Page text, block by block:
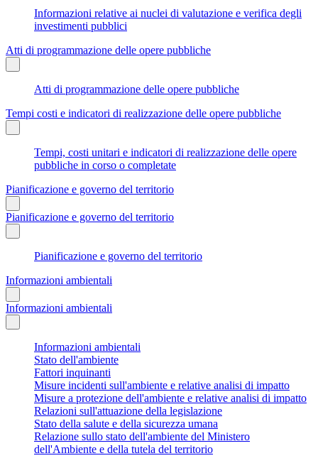
Informazioni relative ai nuclei di valutazione e verifica degli
investimenti pubblici
Atti di programmazione delle opere pubbliche
Atti di programmazione delle opere pubbliche
Tempi costi e indicatori di realizzazione delle opere pubbliche
Tempi, costi unitari e indicatori di realizzazione delle opere
pubbliche in corso o completate
Pianificazione e governo del territorio
Pianificazione e governo del territorio
Pianificazione e governo del territorio
Informazioni ambientali
Informazioni ambientali
Informazioni ambientali
Stato dell'ambiente
Fattori inquinanti
Misure incidenti sull'ambiente e relative analisi di impatto
Misure a protezione dell'ambiente e relative analisi di impatto
Relazioni sull'attuazione della legislazione
Stato della salute e della sicurezza umana
Relazione sullo stato dell'ambiente del Ministero
dell'Ambiente e della tutela del territorio